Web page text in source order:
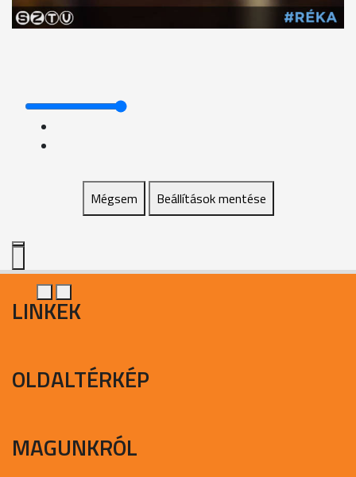
Mégsem Beállítások mentése
LINKEK
OLDALTÉRKÉP
MAGUNKRÓL